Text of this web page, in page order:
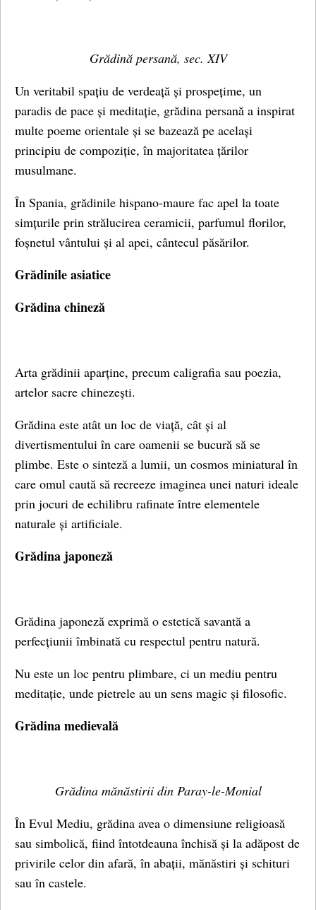
Grădină persană, sec. XIV
Un veritabil spațiu de verdeață și prospețime, un
paradis de pace și meditație, grădina persană a inspirat
multe poeme orientale și se bazează pe același
principiu de compoziție, în majoritatea țărilor
musulmane.
În Spania, grădinile hispano-maure fac apel la toate
simțurile prin strălucirea ceramicii, parfumul florilor,
foșnetul vântului și al apei, cântecul păsărilor.
Grădinile asiatice
Grădina chineză
Arta grădinii aparține, precum caligrafia sau poezia,
artelor sacre chinezești.
Grădina este atât un loc de viață, cât și al
divertismentului în care oamenii se bucură să se
plimbe. Este o sinteză a lumii, un cosmos miniatural în
care omul caută să recreeze imaginea unei naturi ideale
prin jocuri de echilibru rafinate între elementele
naturale și artificiale.
Grădina japoneză
Grădina japoneză exprimă o estetică savantă a
perfecțiunii îmbinată cu respectul pentru natură.
Nu este un loc pentru plimbare, ci un mediu pentru
meditație, unde pietrele au un sens magic și filosofic.
Grădina medievală
Grădina mănăstirii din Paray-le-Monial
În Evul Mediu, grădina avea o dimensiune religioasă
sau simbolică, fiind întotdeauna închisă și la adăpost de
privirile celor din afară, în abații, mănăstiri și schituri
sau în castele.